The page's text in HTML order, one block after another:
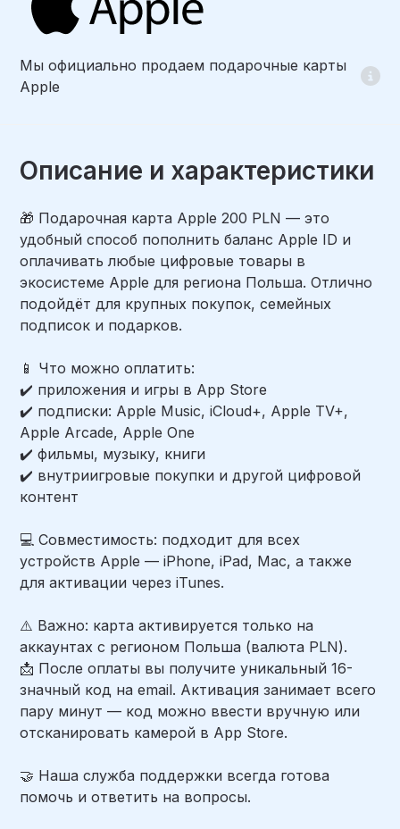
Мы официально продаем подарочные карты
Apple
Описание и характеристики
🎁 Подарочная карта Apple 200 PLN — это
удобный способ пополнить баланс Apple ID и
оплачивать любые цифровые товары в
экосистеме Apple для региона Польша. Отлично
подойдёт для крупных покупок, семейных
подписок и подарков.
📱 Что можно оплатить:
✔️ приложения и игры в App Store
✔️ подписки: Apple Music, iCloud+, Apple TV+,
Apple Arcade, Apple One
✔️ фильмы, музыку, книги
✔️ внутриигровые покупки и другой цифровой
контент
💻 Совместимость: подходит для всех
устройств Apple — iPhone, iPad, Mac, а также
для активации через iTunes.
⚠️ Важно: карта активируется только на
аккаунтах с регионом Польша (валюта PLN).
📩 После оплаты вы получите уникальный 16-
значный код на email. Активация занимает всего
пару минут — код можно ввести вручную или
отсканировать камерой в App Store.
🤝 Наша служба поддержки всегда готова
помочь и ответить на вопросы.